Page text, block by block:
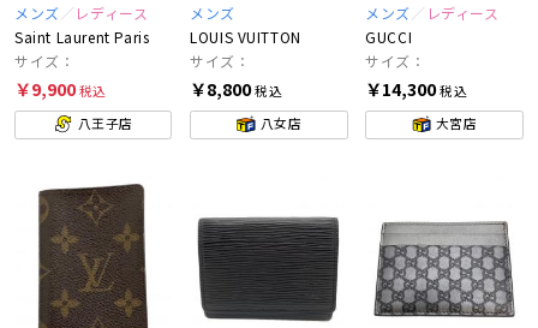
メンズ
レディース
Saint Laurent Paris
サイズ：
￥9,900税込
八王子店
メンズ
LOUIS VUITTON
サイズ：
￥8,800税込
八女店
メンズ
レディース
GUCCI
サイズ：
￥14,300税込
大宮店